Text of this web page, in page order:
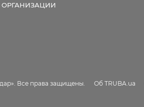
ОРГАНИЗАЦИИ
Все права защищены. Об TRUBA.ua